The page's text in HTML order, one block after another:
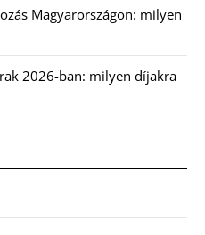
Magyarországon: milyen
2026-ban: milyen díjakra